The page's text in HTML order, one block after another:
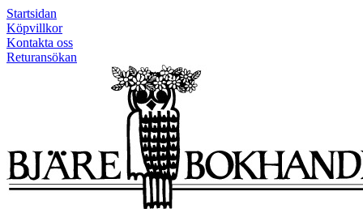
Startsidan
Köpvillkor
Kontakta oss
Returansökan